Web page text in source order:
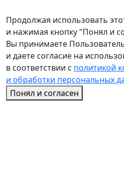
Продолжая использовать
и нажимая кнопку "Понял и
Вы принимаете
и даете согласие на
в соответствии с политикой
и обработки персональных
Понял и согласен